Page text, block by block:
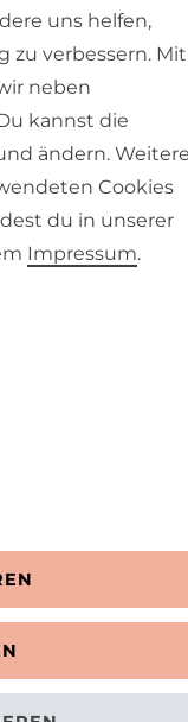
Kontakt
uns helfen,
zu verbessern. Mit
neben
kannst die
ändern.
Cookies
du in unserer
Impressum.